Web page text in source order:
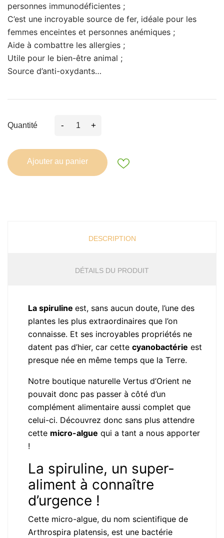
personnes immunodéficientes ;
C’est une incroyable source de fer, idéale pour les
femmes enceintes et personnes anémiques ;
Aide à combattre les allergies ;
Utile pour le bien-être animal ;
Source d’anti-oxydants…
Quantité - +
Ajouter au panier
DESCRIPTION
DÉTAILS DU PRODUIT
La spiruline est, sans aucun doute, l’une des
plantes les plus extraordinaires que l’on
connaisse. Et ses incroyables propriétés ne
datent pas d’hier, car cette cyanobactérie est
presque née en même temps que la Terre.
Notre boutique naturelle Vertus d’Orient ne
pouvait donc pas passer à côté d’un
complément alimentaire aussi complet que
celui-ci. Découvrez donc sans plus attendre
cette micro-algue qui a tant a nous apporter
!
La spiruline, un super-
aliment à connaître
d’urgence !
Cette micro-algue, du nom scientifique de
Arthrospira platensis, est une bactérie